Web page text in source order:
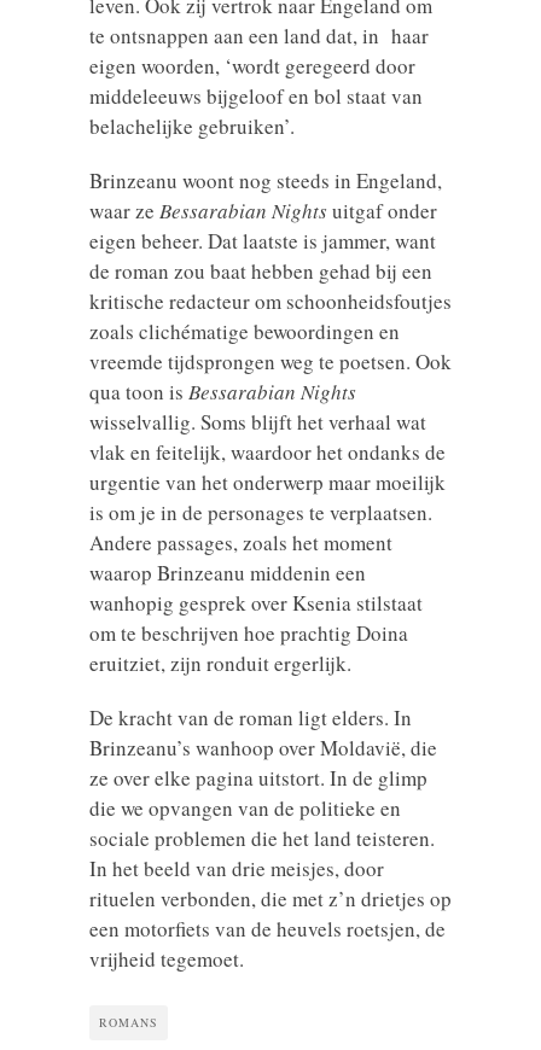
te ontsnappen aan een land dat, in haar
eigen woorden, ‘wordt geregeerd door
middeleeuws bijgeloof en bol staat van
belachelijke gebruiken’.
Brinzeanu woont nog steeds in Engeland,
waar ze Bessarabian Nightsuitgaf onder
eigen beheer. Dat laatste is jammer, want
de roman zou baat hebben gehad bij een
kritische redacteur om schoonheidsfoutjes
zoals clichématige bewoordingen en
vreemde tijdsprongen weg te poetsen. Ook
qua toon is Bessarabian Nights
wisselvallig. Soms blijft het verhaal wat
vlak en feitelijk, waardoor het ondanks de
urgentie van het onderwerp maar moeilijk
is om je in de personages te verplaatsen.
Andere passages, zoals het moment
waarop Brinzeanu middenin een
wanhopig gesprek over Ksenia stilstaat
om te beschrijven hoe prachtig Doina
eruitziet, zijn ronduit ergerlijk.
De kracht van de roman ligt elders. In
Brinzeanu’s wanhoop over Moldavië, die
ze over elke pagina uitstort. In de glimp
die we opvangen van de politieke en
sociale problemen die het land teisteren.
In het beeld van drie meisjes, door
rituelen verbonden, die met z’n drietjes op
een motorfiets van de heuvels roetsjen, de
vrijheid tegemoet.
ROMANS